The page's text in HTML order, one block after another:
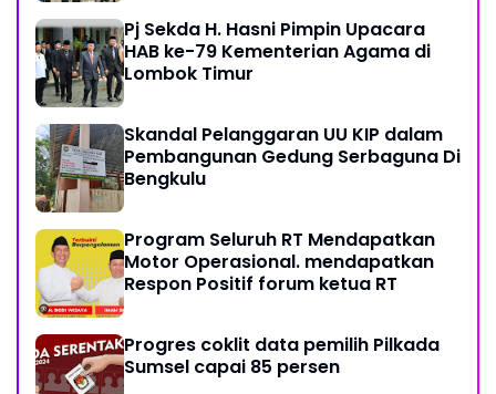
Pj Sekda H. Hasni Pimpin Upacara
HAB ke-79 Kementerian Agama di
Lombok Timur
Skandal Pelanggaran UU KIP dalam
Pembangunan Gedung Serbaguna Di
Bengkulu
Program Seluruh RT Mendapatkan
Motor Operasional. mendapatkan
Respon Positif forum ketua RT
Progres coklit data pemilih Pilkada
Sumsel capai 85 persen